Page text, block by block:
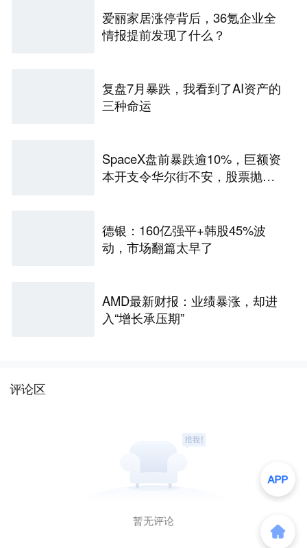
爱丽家居涨停背后，36氪企业全
情报提前发现了什么？
复盘7月暴跌，我看到了AI资产的
三种命运
SpaceX盘前暴跌逾10%，巨额资
本开支令华尔街不安，股票抛
德银：160亿强平+韩股45%波
动，市场翻篇太早了
AMD最新财报：业绩暴涨，却进
入“增长承压期”
评论区
暂无评论